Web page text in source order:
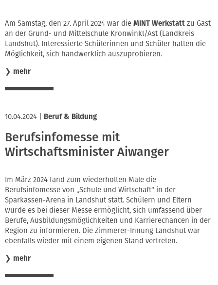
Am Samstag, den 27. April 2024 war die MINT Werkstatt zu Gast
an der Grund- und Mittelschule Kronwinkl/Ast (Landkreis
Landshut). Interessierte Schülerinnen und Schüler hatten die
Möglichkeit, sich handwerklich auszuprobieren.
❯ mehr
10.04.2024 Beruf & Bildung
Berufsinfomesse mit
Wirtschaftsminister Aiwanger
Im März 2024 fand zum wiederholten Male die
Berufsinfomesse von „Schule und Wirtschaft“ in der
Sparkassen-Arena in Landshut statt. Schülern und Eltern
wurde es bei dieser Messe ermöglicht, sich umfassend über
Berufe, Ausbildungsmöglichkeiten und Karrierechancen in der
Region zu informieren. Die Zimmerer-Innung Landshut war
ebenfalls wieder mit einem eigenen Stand vertreten.
❯ mehr